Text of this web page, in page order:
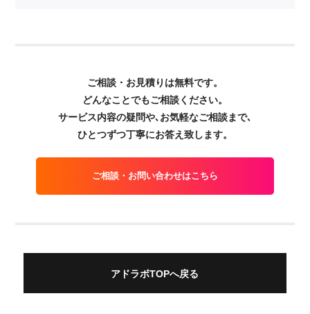
ご相談・お見積りは無料です。
どんなことでもご相談ください。
サービス内容の疑問や､お気軽なご相談まで､
ひとつずつ丁寧にお答え致します。
ご相談・お問い合わせはこちら
アドラボTOPへ戻る